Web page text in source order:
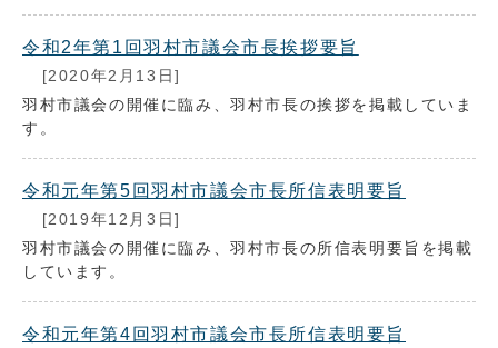
令和2年第1回羽村市議会市長挨拶要旨
[2020年2月13日]
羽村市議会の開催に臨み、羽村市長の挨拶を掲載していま
す。
令和元年第5回羽村市議会市長所信表明要旨
[2019年12月3日]
羽村市議会の開催に臨み、羽村市長の所信表明要旨を掲載
しています。
令和元年第4回羽村市議会市長所信表明要旨